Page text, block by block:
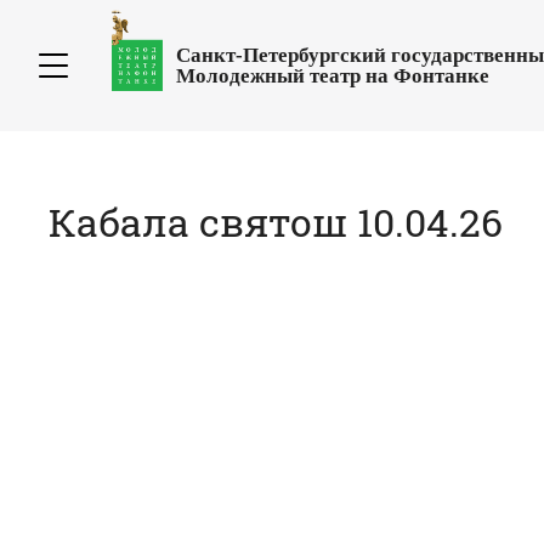
Санкт-Петербургский
Молодежный театр на Фонтанке
Кабала святош 10.04.26